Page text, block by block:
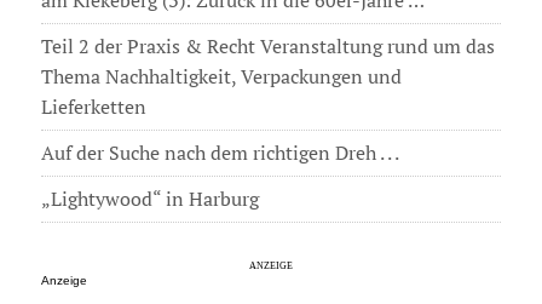
Teil 2 der Praxis & Recht Veranstaltung rund um das
Thema Nachhaltigkeit, Verpackungen und
Lieferketten
Auf der Suche nach dem richtigen Dreh . . .
„Lightywood“ in Harburg
Anzeige